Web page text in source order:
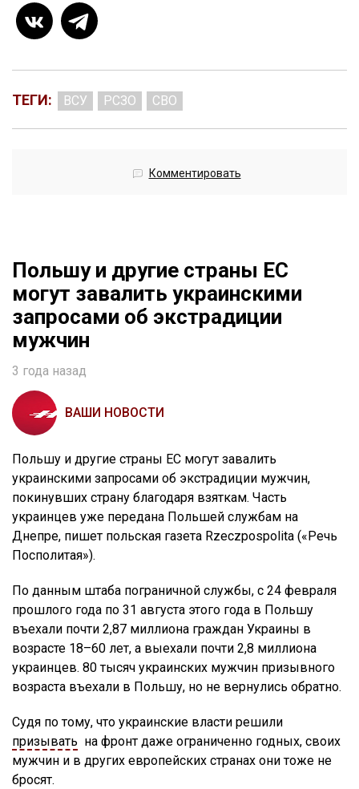
ТЕГИ: ВСУ РСЗО СВО
Комментировать
Польшу и другие страны ЕС
могут завалить украинскими
запросами об экстрадиции
мужчин
3 года назад
ВАШИ НОВОСТИ
Польшу и другие страны ЕС могут завалить
украинскими запросами об экстрадиции мужчин,
покинувших страну благодаря взяткам. Часть
украинцев уже передана Польшей службам на
Днепре, пишет польская газета Rzeczpospolita («Речь
Посполитая»).
По данным штаба пограничной службы, с 24 февраля
прошлого года по 31 августа этого года в Польшу
въехали почти 2,87 миллиона граждан Украины в
возрасте 18–60 лет, а выехали почти 2,8 миллиона
украинцев. 80 тысяч украинских мужчин призывного
возраста въехали в Польшу, но не вернулись обратно.
Судя по тому, что украинские власти решили
призывать на фронт даже ограниченно годных, своих
мужчин и в других европейских странах они тоже не
бросят.